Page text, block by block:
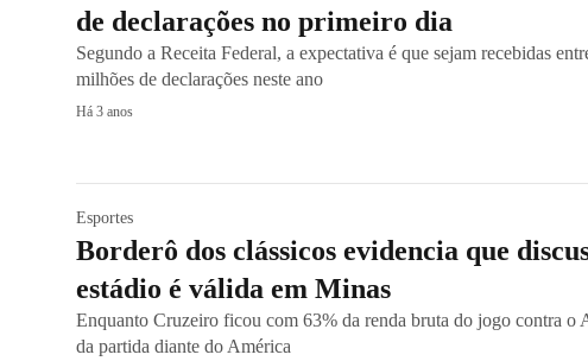
de declarações no primeiro dia
Segundo a Receita Federal, a expectativa é que sejam recebidas
milhões de declarações neste ano
Há 3 anos
Esportes
Borderô dos clássicos evidencia que
estádio é válida em Minas
Enquanto Cruzeiro ficou com 63% da renda bruta do jogo contra o
da partida diante do América